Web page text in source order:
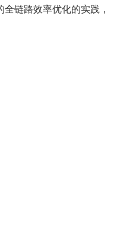
链路效率优化的实践，